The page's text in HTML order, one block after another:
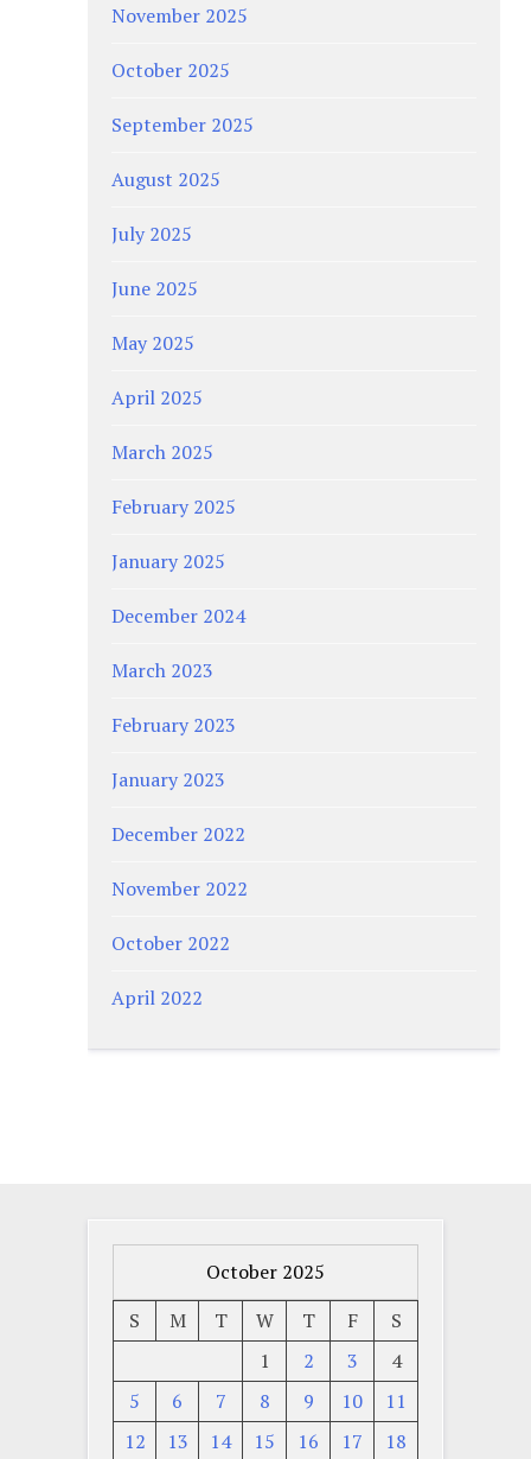
November 2025
October 2025
September 2025
August 2025
July 2025
June 2025
May 2025
April 2025
March 2025
February 2025
January 2025
December 2024
March 2023
February 2023
January 2023
December 2022
November 2022
October 2022
April 2022
October 2025
S
M T W T F
S
1
2 3
4
5
6 7 8 9 10
11
12
13 14 15 16 17 18